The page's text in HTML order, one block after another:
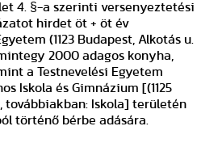
4. §-a szerinti versenyeztetési
hirdet öt + öt év
(1123 Budapest, Alkotás u.
2000 adagos konyha,
a Testnevelési Egyetem
Iskola és Gimnázium [(1125
továbbiakban: Iskola] területén
történő bérbe adására.